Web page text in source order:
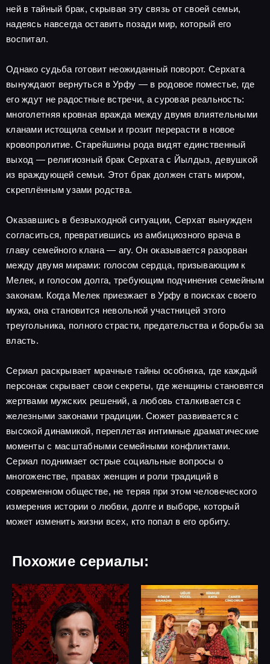
ней в тайный брак, скрывая эту связь от своей семьи,
надеясь навсегда оставить позади мир, который его
воспитал.
Однако судьба готовит неожиданный поворот. Серхата
вынуждают вернуться в Урфу — в родовое поместье, где
его ждут не радостные встречи, а суровая реальность:
многолетняя кровная вражда между двумя влиятельными
кланами истощила семьи и грозит перерасти в новое
кровопролитие. Старейшины рода видят единственный
выход — религиозный брак Серхата с Йылдыз, девушкой
из враждующей семьи. Этот брак должен стать миром,
скреплённым узами родства.
Оказавшись в безвыходной ситуации, Серхат вынужден
согласиться, превратившись из амбициозного врача в
главу семейного клана — агу. Он оказывается разорван
между двумя мирами: голосом сердца, призывающим к
Мелек, и голосом долга, требующим подчинения семейным
законам. Когда Мелек приезжает в Урфу в поисках своего
мужа, она становится невольной участницей этого
треугольника, полного страсти, предательства и борьбы за
власть.
Сериал раскрывает мрачные тайны особняка, где каждый
персонаж скрывает свои секреты, где женщины становятся
жертвами мужских решений, а любовь сталкивается с
железными законами традиции. Сюжет развивается с
высокой динамикой, переплетая интимные драматические
моменты с масштабными семейными конфликтами.
Сериал поднимает острые социальные вопросы о
многоженстве, правах женщин и роли традиций в
современном обществе, не теряя при этом человеческого
измерения истории о любви, долге и выборе, который
может изменить жизни всех, кто попал в его орбиту.
Похожие сериалы: